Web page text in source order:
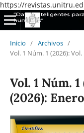
https://
Inicio / Archivos /
Vol. 1 Núm. 1 (2026):
Vol. 1 Núm.
(2026):